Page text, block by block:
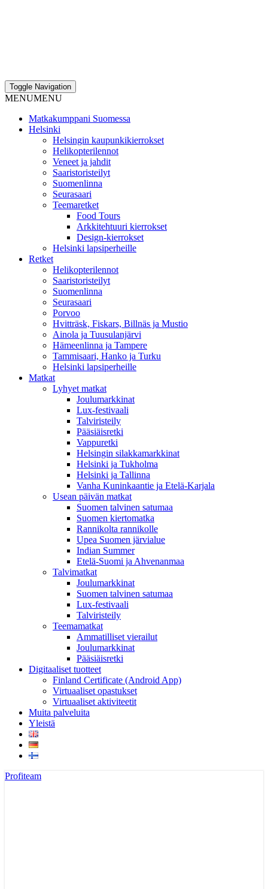
Toggle Navigation
MENUMENU
Matkakumppani Suomessa
Helsinki
Helsingin kaupunkikierrokset
Helikopterilennot
Veneet ja jahdit
Saaristoristeilyt
Suomenlinna
Seurasaari
Teemaretket
Food Tours
Arkkitehtuuri kierrokset
Design-kierrokset
Helsinki lapsiperheille
Retket
Helikopterilennot
Saaristoristeilyt
Suomenlinna
Seurasaari
Porvoo
Hvitträsk, Fiskars, Billnäs ja Mustio
Ainola ja Tuusulanjärvi
Hämeenlinna ja Tampere
Tammisaari, Hanko ja Turku
Helsinki lapsiperheille
Matkat
Lyhyet matkat
Joulumarkkinat
Lux-festivaali
Talviristeily
Pääsiäisretki
Vappuretki
Helsingin silakkamarkkinat
Helsinki ja Tukholma
Helsinki ja Tallinna
Vanha Kuninkaantie ja Etelä-Karjala
Usean päivän matkat
Suomen talvinen satumaa
Suomen kiertomatka
Rannikolta rannikolle
Upea Suomen järvialue
Indian Summer
Etelä-Suomi ja Ahvenanmaa
Talvimatkat
Joulumarkkinat
Suomen talvinen satumaa
Lux-festivaali
Talviristeily
Teemamatkat
Ammatilliset vierailut
Joulumarkkinat
Pääsiäisretki
Digitaaliset tuotteet
Finland Certificate (Android App)
Virtuaaliset opastukset
Virtuaaliset aktiviteetit
Muita palveluita
Yleistä
Profiteam